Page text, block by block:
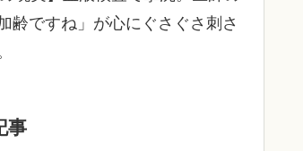
齢ですね」が心にぐさぐさ刺さ
事